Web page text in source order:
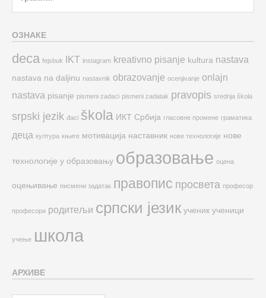
ОЗНАКЕ
deca fejsbuk IKT instagram kreativno pisanje kultura nastava
nastava na daljinu nastavnik obrazovanje ocenjivanje onlajn
nastava pisanje pismeni zadaci pismeni zadatak pravopis srednja škola
srpski jezik đaci škola ИКТ Србија гласовне промене граматика
деца култура књиге мотивација наставник нове технологије нове
технологије у образовању образовање оцена
оцењивање писмени задатак правопис просвета професор
професори родитељи српски језик ученик ученици
учење школа
АРХИВЕ
Архиве